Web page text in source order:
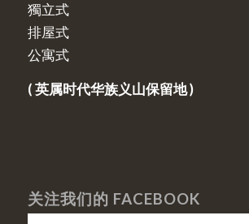
獨立式
排屋式
公寓式
( 英属时代华族义山保留地 )
关注我们的 FACEBOOK